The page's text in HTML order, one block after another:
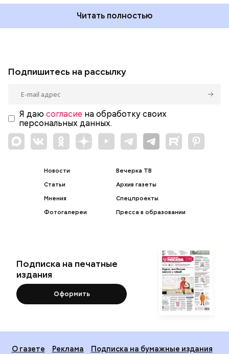
Читать полностью
Подпишитесь на рассылку
Я даю согласие на обработку своих
персональных данных.
Новости
Статьи
Мнения
Фотогалереи
Вечерка ТВ
Архив газеты
Спецпроекты
Пресса в образовании
Подписка на печатные
издания
Оформить
О газете Реклама
Подписка на бумажные издания